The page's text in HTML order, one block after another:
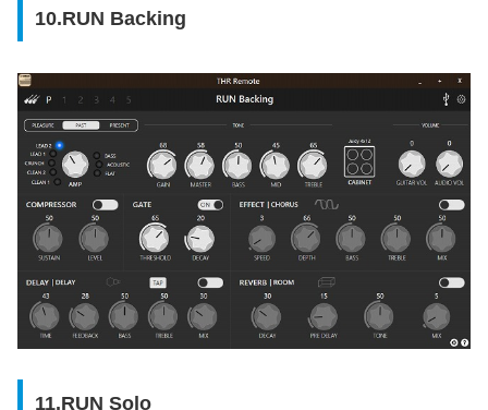
10.RUN Backing
11.RUN Solo